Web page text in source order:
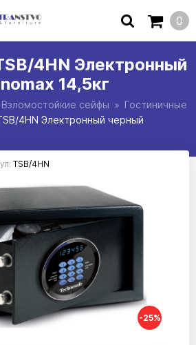
0
4HN Электронный
14,5кг
Взломостойкие сейфы
Гостиничные
4HN Электронный черный
TSB/4HN
-25%